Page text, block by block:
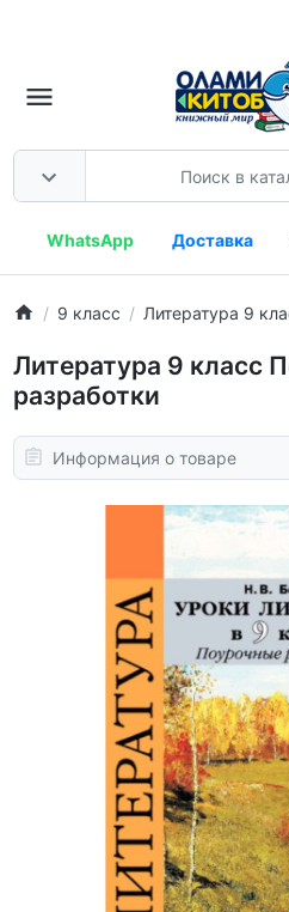
WhatsApp Доставка
9 класс Литература 9
Литература 9 класс
разработки
Информация о товаре